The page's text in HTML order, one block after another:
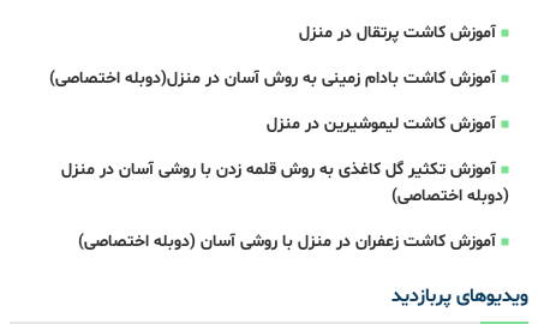
آموزش کاشت پرتقال در منزل
آموزش کاشت بادام زمینی به روش آسان در منزل(دوبله اختصاصی)
آموزش کاشت لیموشیرین در منزل
آموزش تکثیر گل کاغذی به روش قلمه زدن با روشی آسان در منزل
(دوبله اختصاصی)
آموزش کاشت زعفران در منزل با روشی آسان (دوبله اختصاصی)
ویدیوهای پربازدید